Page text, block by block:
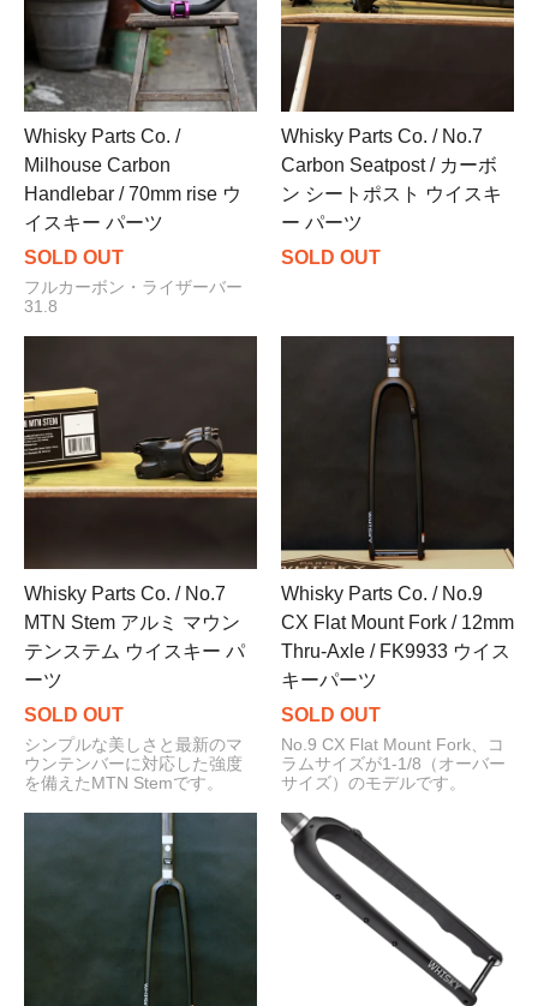
Whisky Parts Co. /
Milhouse Carbon
Handlebar / 70mm rise ウ
イスキー パーツ
SOLD OUT
フルカーボン・ライザーバー
31.8
Whisky Parts Co. / No.7
Carbon Seatpost / カーボ
ン シートポスト ウイスキ
ー パーツ
SOLD OUT
Whisky Parts Co. / No.7
MTN Stem アルミ マウン
テンステム ウイスキー パ
ーツ
SOLD OUT
シンプルな美しさと最新のマ
ウンテンバーに対応した強度
を備えたMTN Stemです。
Whisky Parts Co. / No.9
CX Flat Mount Fork / 12mm
Thru-Axle / FK9933 ウイス
キーパーツ
SOLD OUT
No.9 CX Flat Mount Fork、コ
ラムサイズが1-1/8（オーバー
サイズ）のモデルです。